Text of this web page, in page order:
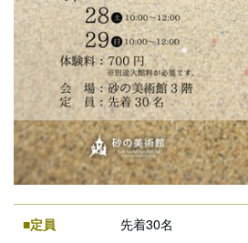
■定員 先着30名